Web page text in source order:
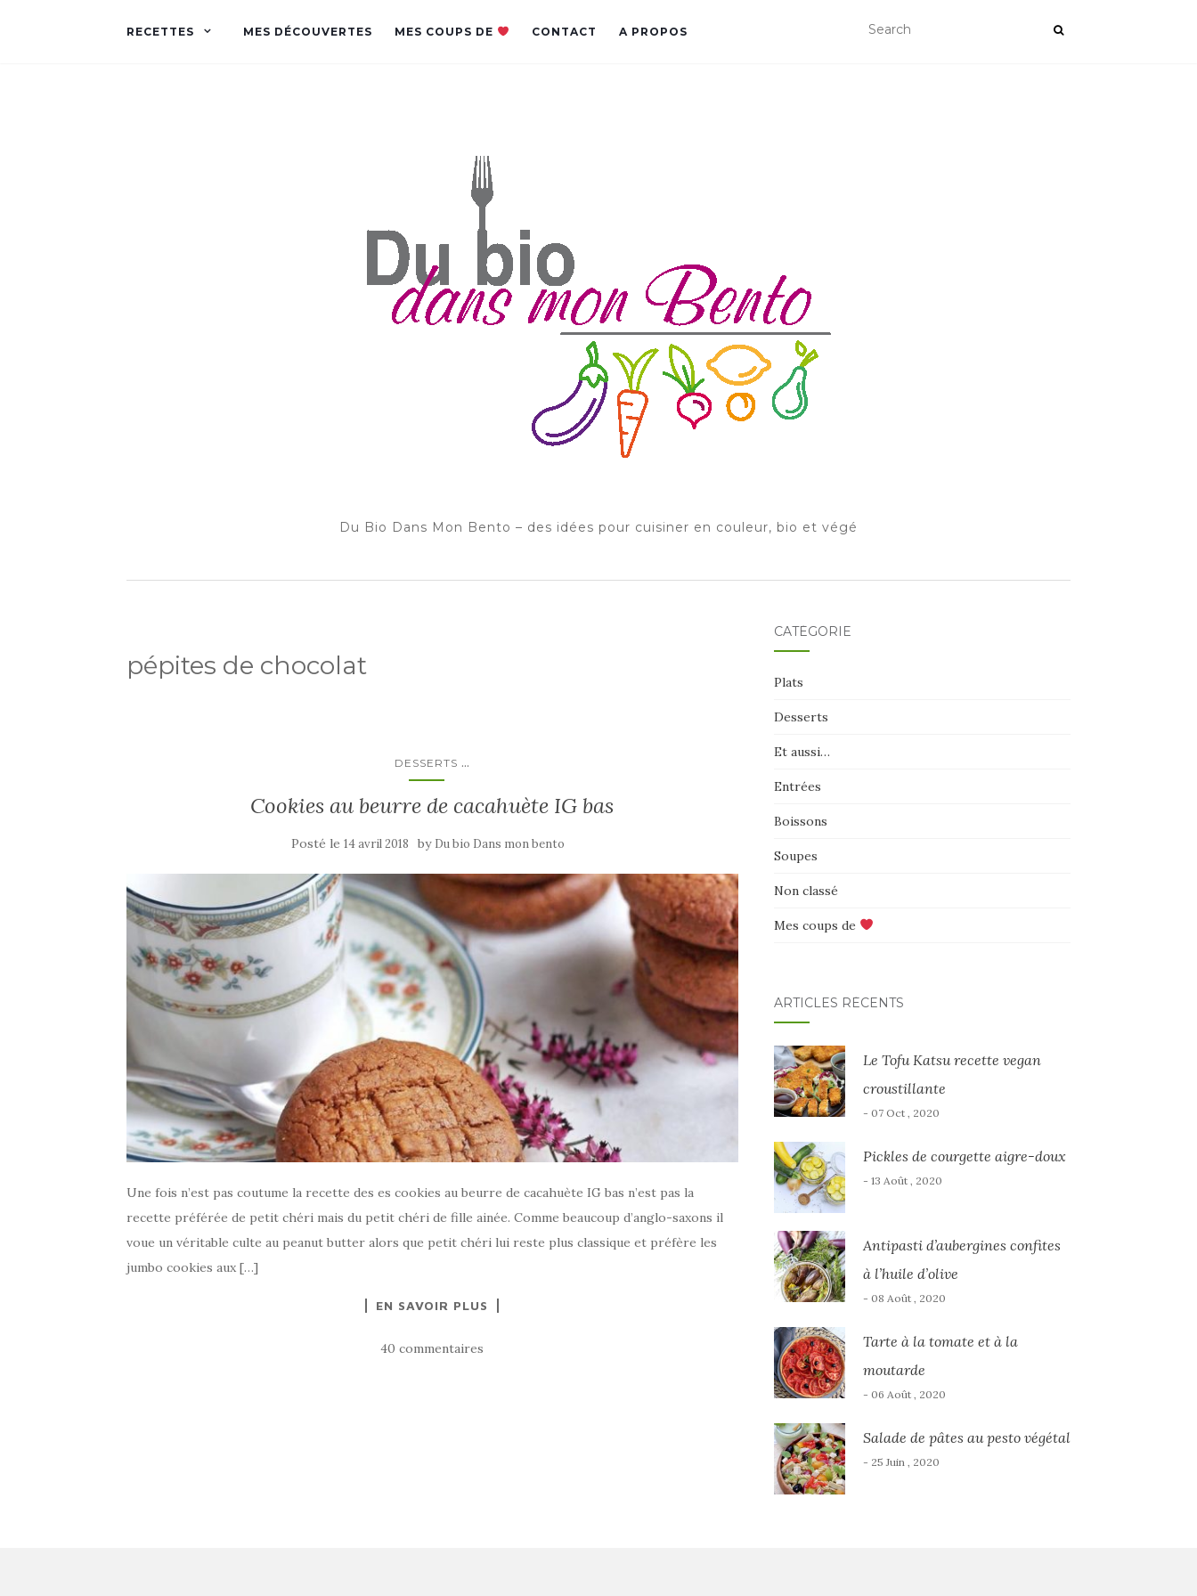
RECETTES MES DÉCOUVERTES MES COUPS DE CONTACT A PROPOS
Du Bio Dans Mon Bento – des idées pour cuisiner en couleur, bio et végé
pépites de chocolat
DESSERTS ...
Cookies au beurre de cacahuète IG bas
Posté le 14 avril 2018 by Du bio Dans mon bento
Une fois n’est pas coutume la recette des es cookies au beurre de cacahuète IG bas n’est pas la
recette préférée de petit chéri mais du petit chéri de fille ainée. Comme beaucoup d’anglo-saxons il
voue un véritable culte au peanut butter alors que petit chéri lui reste plus classique et préfère les
jumbo cookies aux […]
EN SAVOIR PLUS
40 commentaires
CATÉGORIE
Plats
Desserts
Et aussi…
Entrées
Boissons
Soupes
Non classé
Mes coups de
ARTICLES RÉCENTS
Le Tofu Katsu recette vegan
croustillante
- 07 Oct , 2020
Pickles de courgette aigre-doux
- 13 Août , 2020
Antipasti d’aubergines confites
à l’huile d’olive
- 08 Août , 2020
Tarte à la tomate et à la
moutarde
- 06 Août , 2020
Salade de pâtes au pesto végétal
- 25 Juin , 2020